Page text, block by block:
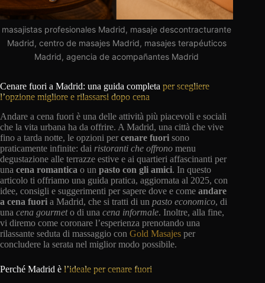
masajistas profesionales Madrid, masaje descontracturante
Madrid, centro de masajes Madrid, masajes terapéuticos
Madrid, agencia de acompañantes Madrid
Cenare fuori a Madrid: una guida completa per scegliere
l’opzione migliore e rilassarsi dopo cena
Andare a cena fuori è una delle attività più piacevoli e sociali
che la vita urbana ha da offrire. A Madrid, una città che vive
fino a tarda notte, le opzioni per cenare fuori sono
praticamente infinite: dai ristoranti che offrono menu
degustazione alle terrazze estive e ai quartieri affascinanti per
una cena romantica o un pasto con gli amici. In questo
articolo ti offriamo una guida pratica, aggiornata al 2025, con
idee, consigli e suggerimenti per sapere dove e come andare
a cena fuori a Madrid, che si tratti di un pasto economico, di
una cena gourmeto di una cena informale. Inoltre, alla fine,
vi diremo come coronare l’esperienza prenotando una
rilassante seduta di massaggio con Gold Masajes per
concludere la serata nel miglior modo possibile.
Perché Madrid è l’ideale per cenare fuori